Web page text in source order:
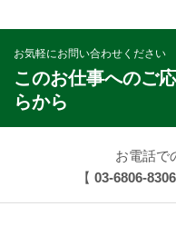
お気軽にお問い合わせください
このお仕事へのご
らから
お電話で
【 03-6806-8306